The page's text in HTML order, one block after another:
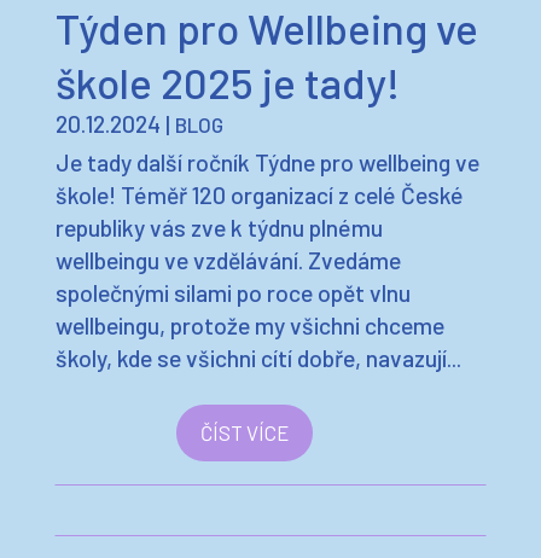
Týden pro Wellbeing ve
škole 2025 je tady!
20.12.2024 | BLOG
Je tady další ročník Týdne pro wellbeing ve
škole! Téměř 120 organizací z celé České
republiky vás zve k týdnu plnému
wellbeingu ve vzdělávání. Zvedáme
společnými silami po roce opět vlnu
wellbeingu, protože my všichni chceme
školy, kde se všichni cítí dobře, navazují...
ČÍST VÍCE